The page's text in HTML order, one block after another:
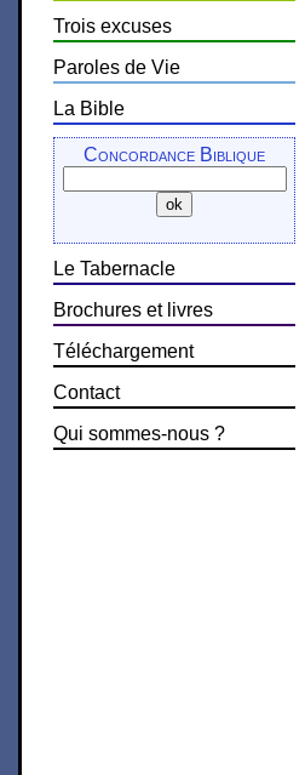
Trois excuses
Paroles de Vie
La Bible
Concordance Biblique
Le Tabernacle
Brochures et livres
Téléchargement
Contact
Qui sommes-nous ?